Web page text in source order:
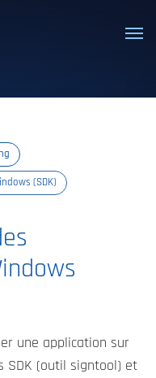
TLS de confiance
(SDK)
une application sur
SDK (outil signtool) et